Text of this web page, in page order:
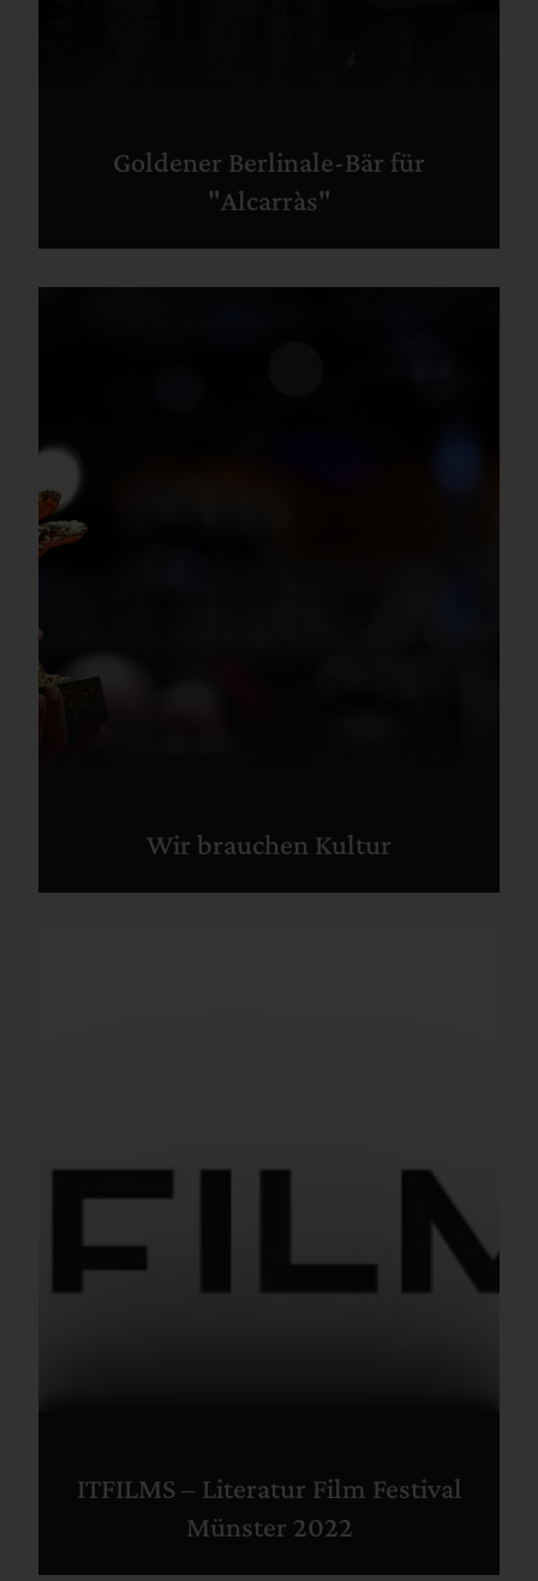
Goldener Berlinale-Bär für
"Alcarràs"
Wir brauchen Kultur
ITFILMS – Literatur Film Festival
Münster 2022